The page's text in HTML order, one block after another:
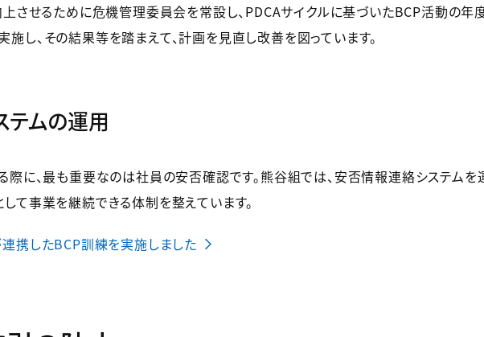
上させるために危機管理委員会を常設し、PDCAサイクルに基づいたBCP活動の年
し、その結果等を踏まえて、計画を見直し改善を図っています。
ムの運用
際に、最も重要なのは社員の安否確認です。熊谷組では、安否情報連絡システム
て事業を継続できる体制を整えています。
携したBCP訓練を実施しました